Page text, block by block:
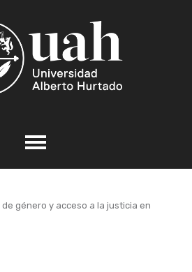
género y acceso a la justicia en